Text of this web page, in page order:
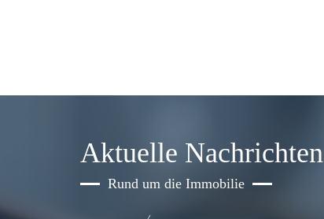
Aktuelle Nachrichten
Rund um die Immobilie